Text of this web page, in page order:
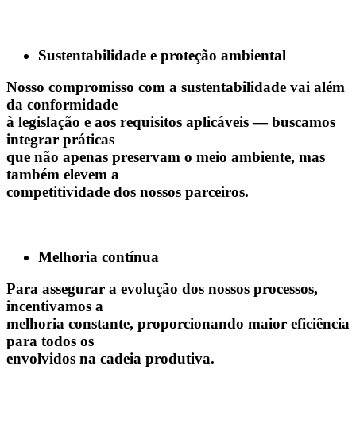
Sustentabilidade e proteção ambiental
Nosso compromisso com a sustentabilidade vai além
da conformidade
à legislação e aos requisitos aplicáveis — buscamos
integrar práticas
que não apenas preservam o meio ambiente, mas
também elevem a
competitividade dos nossos parceiros.
Melhoria contínua
Para assegurar a evolução dos nossos processos,
incentivamos a
melhoria constante, proporcionando maior eficiência
para todos os
envolvidos na cadeia produtiva.